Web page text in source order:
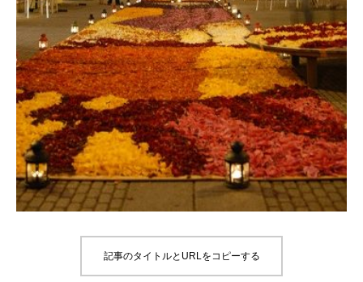
記事のタイトルとURLをコピーする